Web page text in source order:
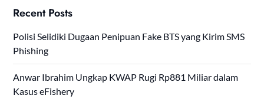
Recent Posts
Polisi Selidiki Dugaan Penipuan Fake BTS yang Kirim SMS
Phishing
Anwar Ibrahim Ungkap KWAP Rugi Rp881 Miliar dalam
Kasus eFishery